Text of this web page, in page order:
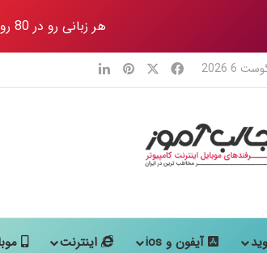
هر زبانی رو در 80 روز
6 2026 فیس بوک‫پین‌ترست
لینکدین
آیفون و ios اینترنت